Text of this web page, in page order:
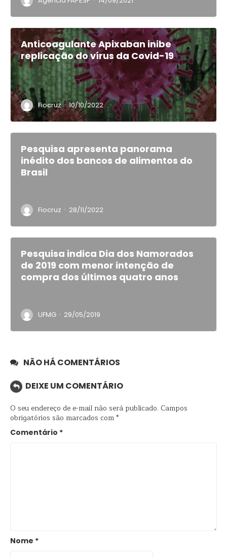
Anticoagulante Apixaban inibe
replicação do vírus da Covid-19
Fiocruz · 10/10/2022
Pesquisa apresenta panorama
inédito dos bancos de alimentos do
Brasil
Fiocruz · 28/11/2022
Pesquisa indica Dia dos Namorados
de 2019 com menor intenção de
compra dos últimos quatro anos
UFMG · 29/05/2019
NÃO HÁ COMENTÁRIOS
DEIXE UM COMENTÁRIO
O seu endereço de e-mail não será publicado. Campos
obrigatórios são marcados com*
Comentário *
Nome *